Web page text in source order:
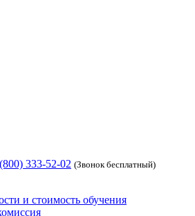
333-52-02 (Звонок бесплатный)
и стоимость обучения